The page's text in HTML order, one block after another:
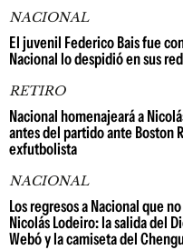
NACIONAL
El juvenil Federico Bais fue
Nacional lo despidió en sus
RETIRO
Nacional homenajeará a
antes del partido ante Boston
exfutbolista
NACIONAL
Los regresos a Nacional que
Nicolás Lodeiro: la salida del
Webó y la camiseta del